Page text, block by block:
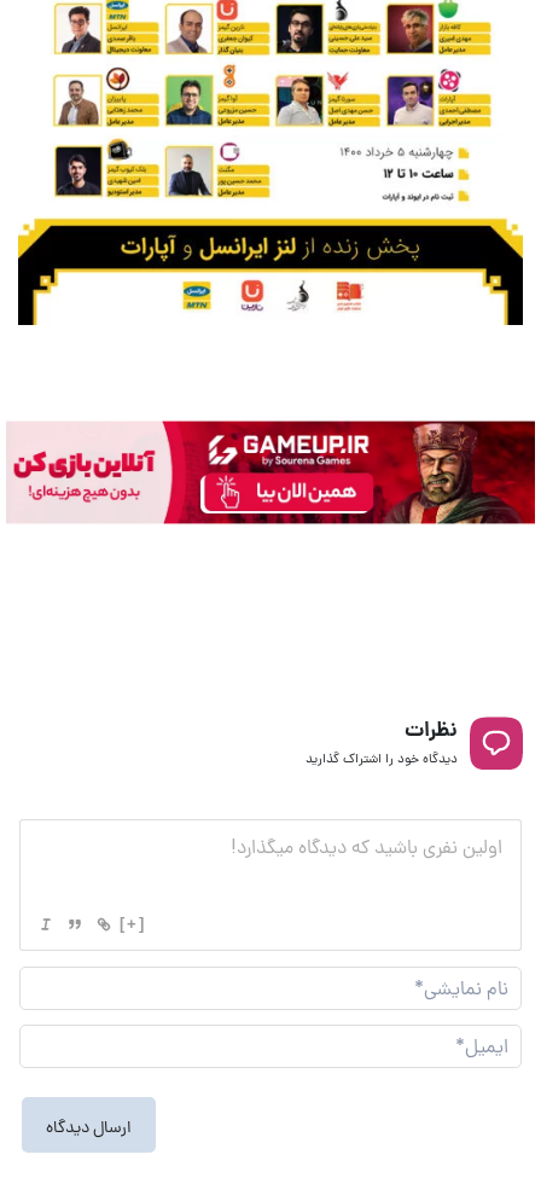
نظرات
دیدگاه خود را اشتراک گذارید
[+]
نام